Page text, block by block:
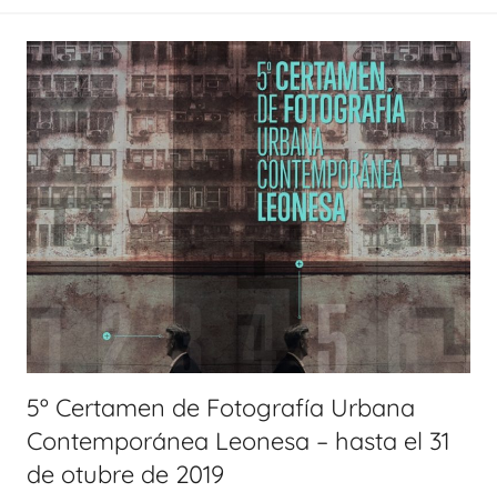
5º Certamen de Fotografía Urbana
Contemporánea Leonesa – hasta el 31
de otubre de 2019